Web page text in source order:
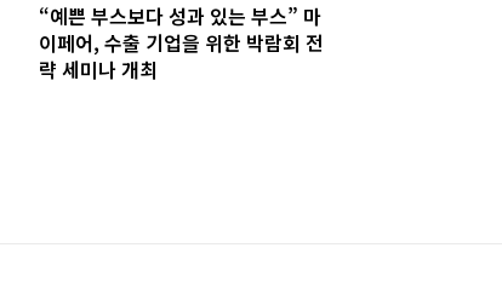
“예쁜 부스보다 성과 있는 부스” 마
이페어, 수출 기업을 위한 박람회 전
략 세미나 개최